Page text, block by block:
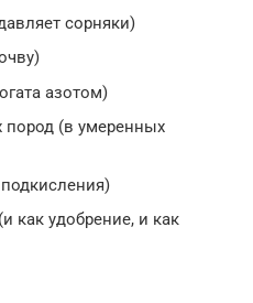
сорняки)
азотом)
(в умеренных
как удобрение, и как